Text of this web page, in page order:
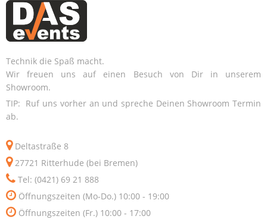
Technik die Spaß macht.
Wir freuen uns auf einen Besuch von Dir in unserem
Showroom.
TIP: Ruf uns vorher an und spreche Deinen Showroom Termin
ab.
Deltastraße 8
27721 Ritterhude (bei Bremen)
Tel: (0421) 69 21 888
Öffnungszeiten (Mo-Do.) 10:00 - 19:00
Öffnungszeiten (Fr.) 10:00 - 17:00